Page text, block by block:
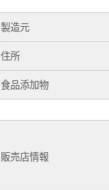
製造元
住所
食品添加物
販売店情報